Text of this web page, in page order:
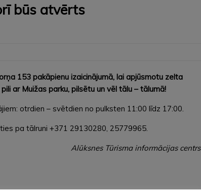
būs atvērts
153 pakāpienu izaicinājumā, lai apjūsmotu zelta
ar Muižas parku, pilsētu un vēl tālu – tālumā!
otrdien – svētdien no pulksten 11:00 līdz 17:00.
pa tālruni +371 29130280, 25779965.
Alūksnes Tūrisma informācijas centrs